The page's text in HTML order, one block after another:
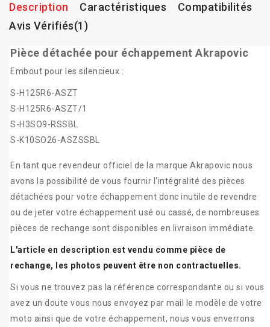
Description Caractéristiques
Compatibilités
Avis Vérifiés(1)
Pièce détachée pour échappement Akrapovic
Embout pour les silencieux :
S-H125R6-ASZT
S-H125R6-ASZT/1
S-H3SO9-RSSBL
S-K10SO26-ASZSSBL
En tant que revendeur officiel de la marque Akrapovic nous
avons la possibilité de vous fournir l'intégralité des pièces
détachées pour votre échappement donc inutile de revendre
ou de jeter votre échappement usé ou cassé, de nombreuses
pièces de rechange sont disponibles en livraison immédiate.
L'article en description est vendu comme pièce de
rechange, les photos peuvent être non contractuelles.
Si vous ne trouvez pas la référence correspondante ou si vous
avez un doute vous nous envoyez par mail le modèle de votre
moto ainsi que de votre échappement, nous vous enverrons